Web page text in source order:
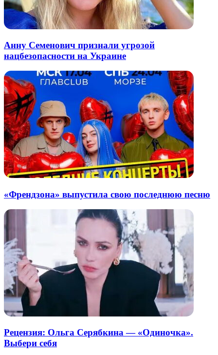
Анну Семенович признали угрозой
нацбезопасности на Украине
«Френдзона» выпустила свою последнюю песню
Рецензия: Ольга Серябкина — «Одиночка».
Выбери себя